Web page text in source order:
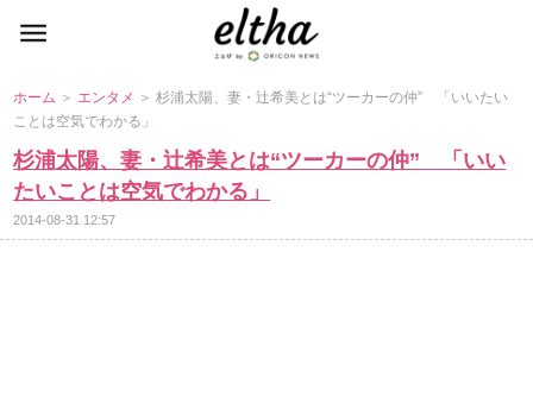
ホーム ＞ エンタメ ＞ 杉浦太陽、妻・辻希美とは“ツーカーの仲” 「いいたい
ことは空気でわかる」
杉浦太陽、妻・辻希美とは“ツーカーの仲” 「いい
たいことは空気でわかる」
2014-08-31 12:57